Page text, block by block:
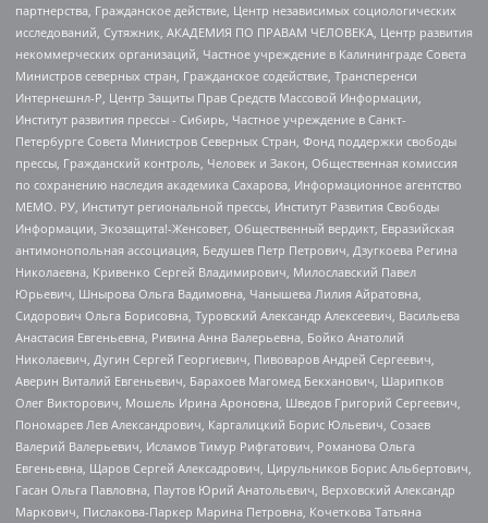
партнерства, Гражданское действие, Центр независимых социологических
исследований, Сутяжник, АКАДЕМИЯ ПО ПРАВАМ ЧЕЛОВЕКА, Центр развития
некоммерческих организаций, Частное учреждение в Калининграде Совета
Министров северных стран, Гражданское содействие, Трансперенси
Интернешнл-Р, Центр Защиты Прав Средств Массовой Информации,
Институт развития прессы - Сибирь, Частное учреждение в Санкт-
Петербурге Совета Министров Северных Стран, Фонд поддержки свободы
прессы, Гражданский контроль, Человек и Закон, Общественная комиссия
по сохранению наследия академика Сахарова, Информационное агентство
МЕМО. РУ, Институт региональной прессы, Институт Развития Свободы
Информации, Экозащита!-Женсовет, Общественный вердикт, Евразийская
антимонопольная ассоциация, Бедушев Петр Петрович, Дзугкоева Регина
Николаевна, Кривенко Сергей Владимирович, Милославский Павел
Юрьевич, Шнырова Ольга Вадимовна, Чанышева Лилия Айратовна,
Сидорович Ольга Борисовна, Туровский Александр Алексеевич, Васильева
Анастасия Евгеньевна, Ривина Анна Валерьевна, Бойко Анатолий
Николаевич, Дугин Сергей Георгиевич, Пивоваров Андрей Сергеевич,
Аверин Виталий Евгеньевич, Барахоев Магомед Бекханович, Шарипков
Олег Викторович, Мошель Ирина Ароновна, Шведов Григорий Сергеевич,
Пономарев Лев Александрович, Каргалицкий Борис Юльевич, Созаев
Валерий Валерьевич, Исламов Тимур Рифгатович, Романова Ольга
Евгеньевна, Щаров Сергей Алексадрович, Цирульников Борис Альбертович,
Гасан Ольга Павловна, Паутов Юрий Анатольевич, Верховский Александр
Маркович, Пислакова-Паркер Марина Петровна, Кочеткова Татьяна